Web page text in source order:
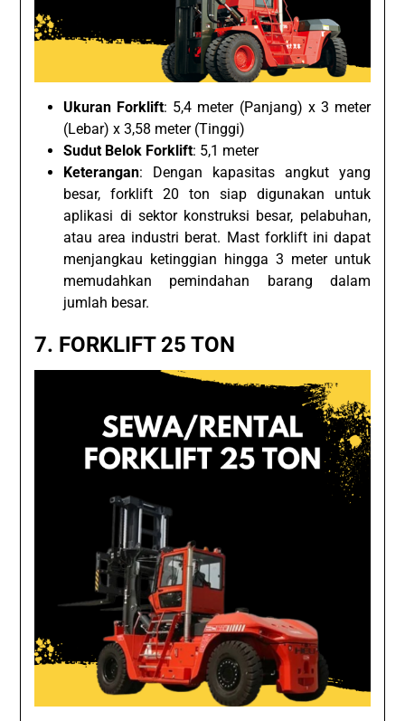
Ukuran Forklift: 5,4 meter (Panjang) x 3 meter
(Lebar) x 3,58 meter (Tinggi)
Sudut Belok Forklift: 5,1 meter
Keterangan: Dengan kapasitas angkut yang
besar, forklift 20 ton siap digunakan untuk
aplikasi di sektor konstruksi besar, pelabuhan,
atau area industri berat. Mast forklift ini dapat
menjangkau ketinggian hingga 3 meter untuk
memudahkan pemindahan barang dalam
jumlah besar.
7. FORKLIFT 25 TON